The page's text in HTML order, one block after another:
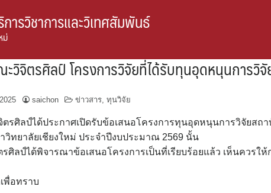
ารวิชาการและวิเทศสัมพันธ์
ม่
วิจิตรศิลป์ โครงการวิจัยที่ได้รับทุนอุดหนุนการ
saichon ข่าวสาร, ทุนวิจัย
รศิลป์ได้ประกาศเปิดรับข้อเสนอโครงการทุนอุดหนุนการวิจัยสถ
วิทยาลัยเชียงใหม่ ประจำปีงบประมาณ 2569 นั้น
ศิลป์ได้พิจารณาข้อเสนอโครงการเป็นที่เรียบร้อยแล้ว เห็นควรใ
พื่อทราบ